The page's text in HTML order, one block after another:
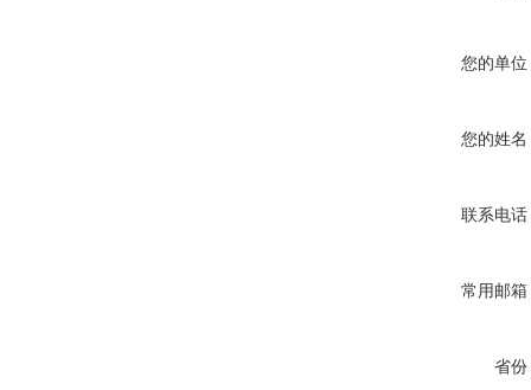
您的单位
您的姓名
联系电话
常用邮箱
省份